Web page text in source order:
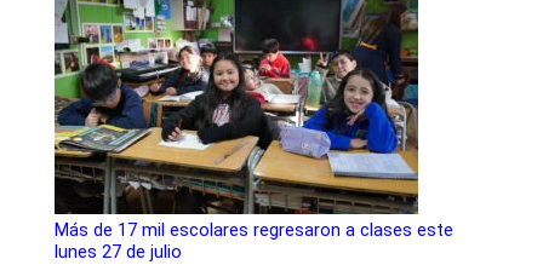
Más de 17 mil escolares regresaron a clases este
lunes 27 de julio